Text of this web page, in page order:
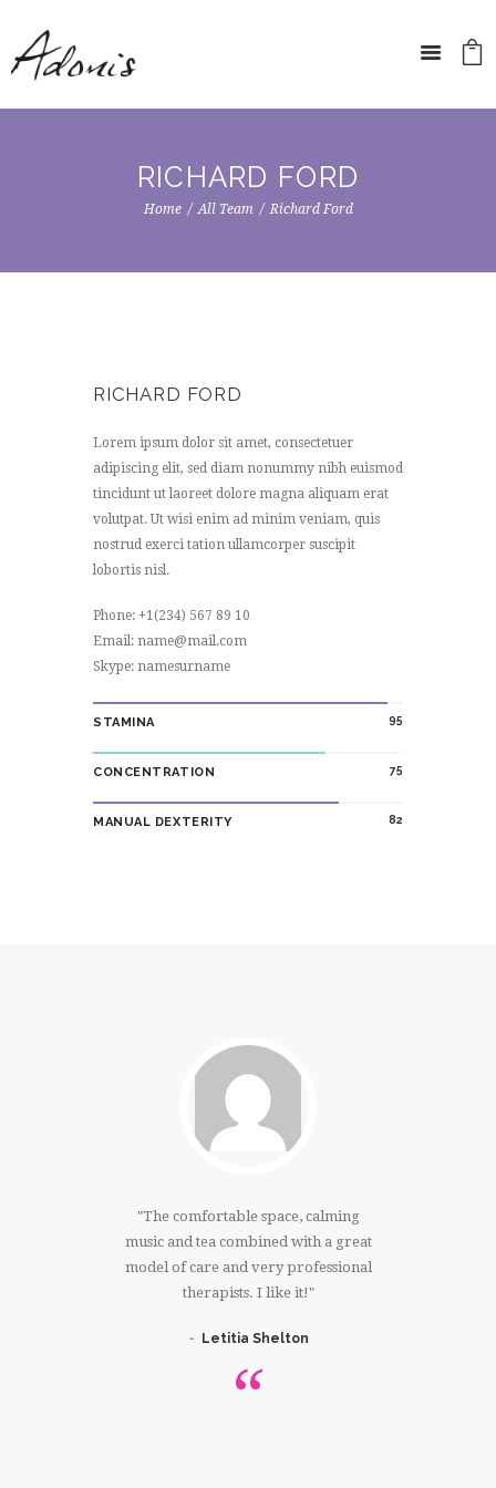
RICHARD FORD
Home All Team Richard Ford
RICHARD FORD
Lorem ipsum dolor sit amet, consectetuer
adipiscing elit, sed diam nonummy nibh euismod
tincidunt ut laoreet dolore magna aliquam erat
volutpat. Ut wisi enim ad minim veniam, quis
nostrud exerci tation ullamcorper suscipit
lobortis nisl.
Phone: +1(234) 567 89 10
Email: name@mail.com
Skype: namesurname
95
STAMINA
75
CONCENTRATION
82
MANUAL DEXTERITY
The comfortable space, calming
music and tea combined with a great
model of care and very professional
therapists. I like it!
Letitia Shelton